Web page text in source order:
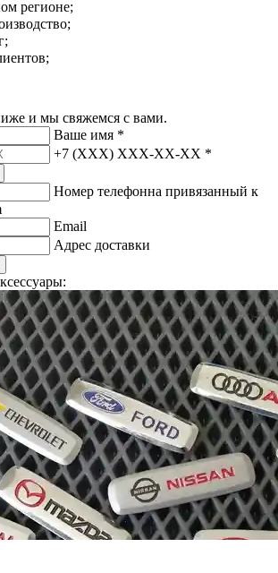
регионе;
и мы свяжемся с вами.
Ваше имя *
+7 (XXX) XXX-XX-XX *
Номер телефонна привязанный к
Email
Адрес доставки